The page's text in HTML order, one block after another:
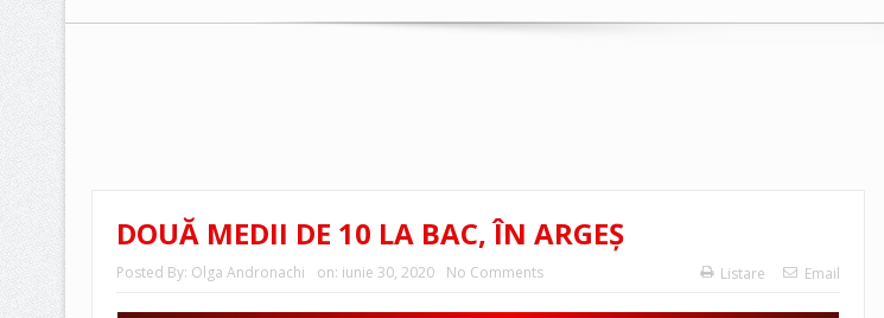
DOUĂ MEDII DE 10 LA BAC, ÎN ARGEȘ
Posted By: Olga Andronachi on: iunie 30, 2020 No Comments Listare Email